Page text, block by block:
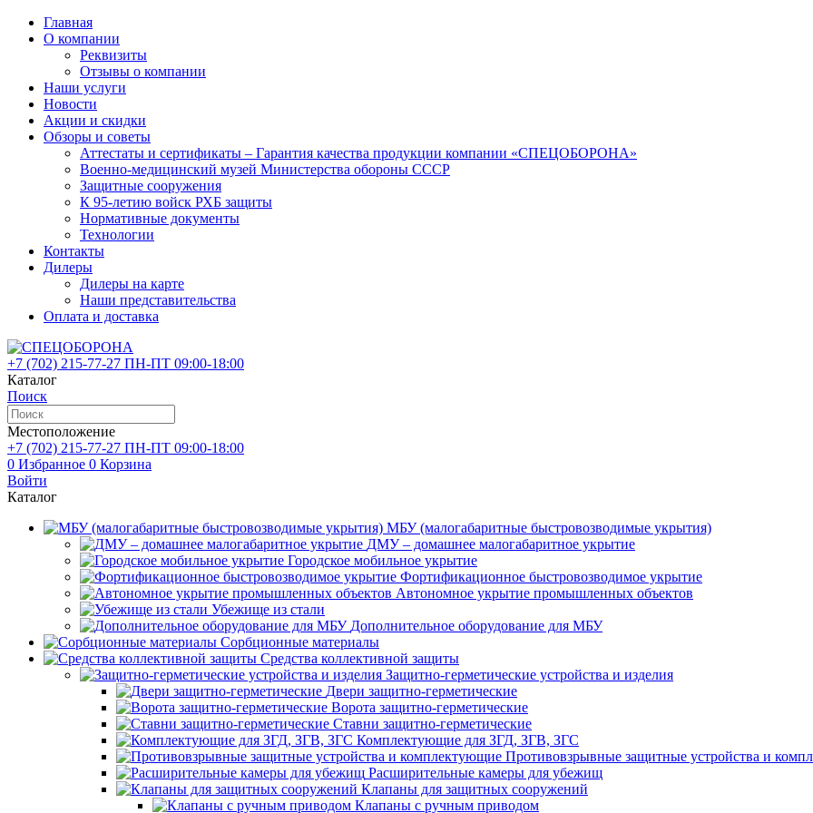
Главная
О компании
Реквизиты
Отзывы о компании
Наши услуги
Новости
Акции и скидки
Обзоры и советы
Аттестаты и сертификаты – Гарантия качества продукции компании «СПЕЦОБОРОНА»
Военно-медицинский музей Министерства обороны СССР
Защитные сооружения
К 95-летию войск РХБ защиты
Нормативные документы
Технологии
Контакты
Дилеры
Дилеры на карте
Наши представительства
Оплата и доставка
+7 (702) 215-77-27 ПН-ПТ 09:00-18:00
Каталог
Поиск
Местоположение
+7 (702) 215-77-27 ПН-ПТ 09:00-18:00
0 Избранное 0 Корзина
Войти
Каталог
МБУ (малогабаритные быстровозводимые укрытия)
ДМУ – домашнее малогабаритное укрытие
Городское мобильное укрытие
Фортификационное быстровозводимое укрытие
Автономное укрытие промышленных объектов
Убежище из стали
Дополнительное оборудование для МБУ
Сорбционные материалы
Средства коллективной защиты
Защитно-герметические устройства и изделия
Двери защитно-герметические
Ворота защитно-герметические
Ставни защитно-герметические
Комплектующие для ЗГД, ЗГВ, ЗГС
Противовзрывные защитные устройства и
Расширительные камеры для убежищ
Клапаны для защитных сооружений
Клапаны с ручным приводом